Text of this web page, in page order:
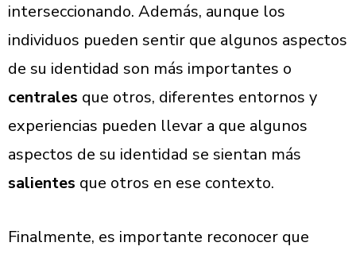
interseccionando. Además, aunque los
individuos pueden sentir que algunos aspectos
de su identidad son más importantes o
centrales que otros, diferentes entornos y
experiencias pueden llevar a que algunos
aspectos de su identidad se sientan más
salientes que otros en ese contexto.
Finalmente, es importante reconocer que